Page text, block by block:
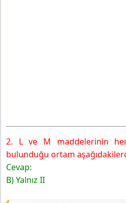
2. L ve M maddelerinin
bulunduğu ortam
Cevap:
B) Yalnız II